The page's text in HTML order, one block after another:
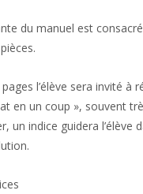
du manuel est
l’élève sera invité à
en un coup », souvent
un indice guidera l’élève